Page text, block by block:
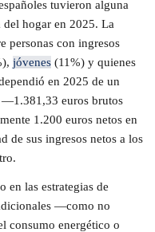
tuvieron alguna
hogar en 2025. La
personas con ingresos
jóvenes (11%) y quienes
en 2025 de un
euros brutos
1.200 euros netos en
de sus ingresos netos a los
en las estrategias de
—como no
consumo energético o